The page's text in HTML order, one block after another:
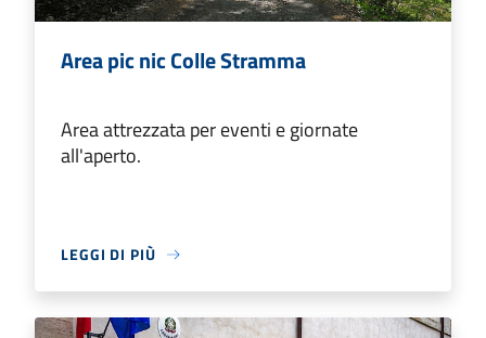
Area pic nic Colle Stramma
Area attrezzata per eventi e giornate
all'aperto.
LEGGI DI PIÙ